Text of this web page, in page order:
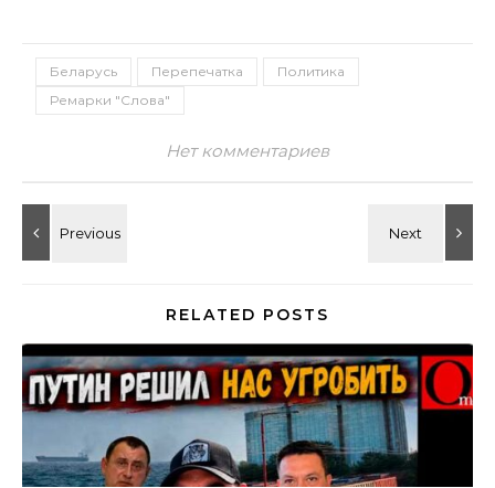
Беларусь Перепечатка
Политика
Ремарки "Слова"
Нет комментариев
RELATED POSTS